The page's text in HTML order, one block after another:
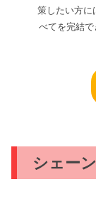
策したい方に
べてを完結
シェー